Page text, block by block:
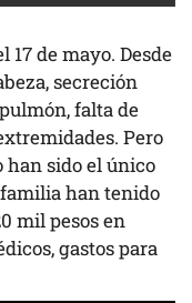
de mayo. Desde
secreción
falta de
Pero
han sido el único
familia han tenido
mil pesos en
gastos para